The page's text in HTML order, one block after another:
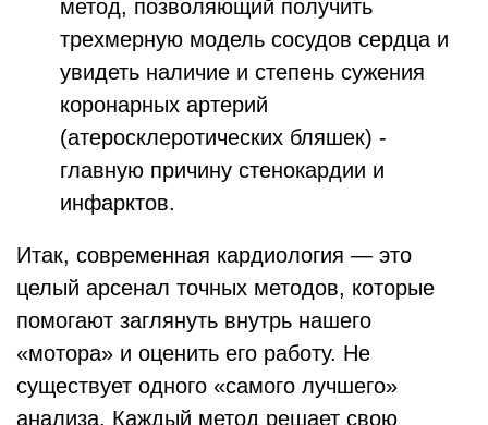
метод, позволяющий получить
трехмерную модель сосудов сердца и
увидеть наличие и степень сужения
коронарных артерий
(атеросклеротических бляшек) -
главную причину стенокардии и
инфарктов.
Итак, современная кардиология — это
целый арсенал точных методов, которые
помогают заглянуть внутрь нашего
«мотора» и оценить его работу. Не
существует одного «самого лучшего»
анализа. Каждый метод решает свою